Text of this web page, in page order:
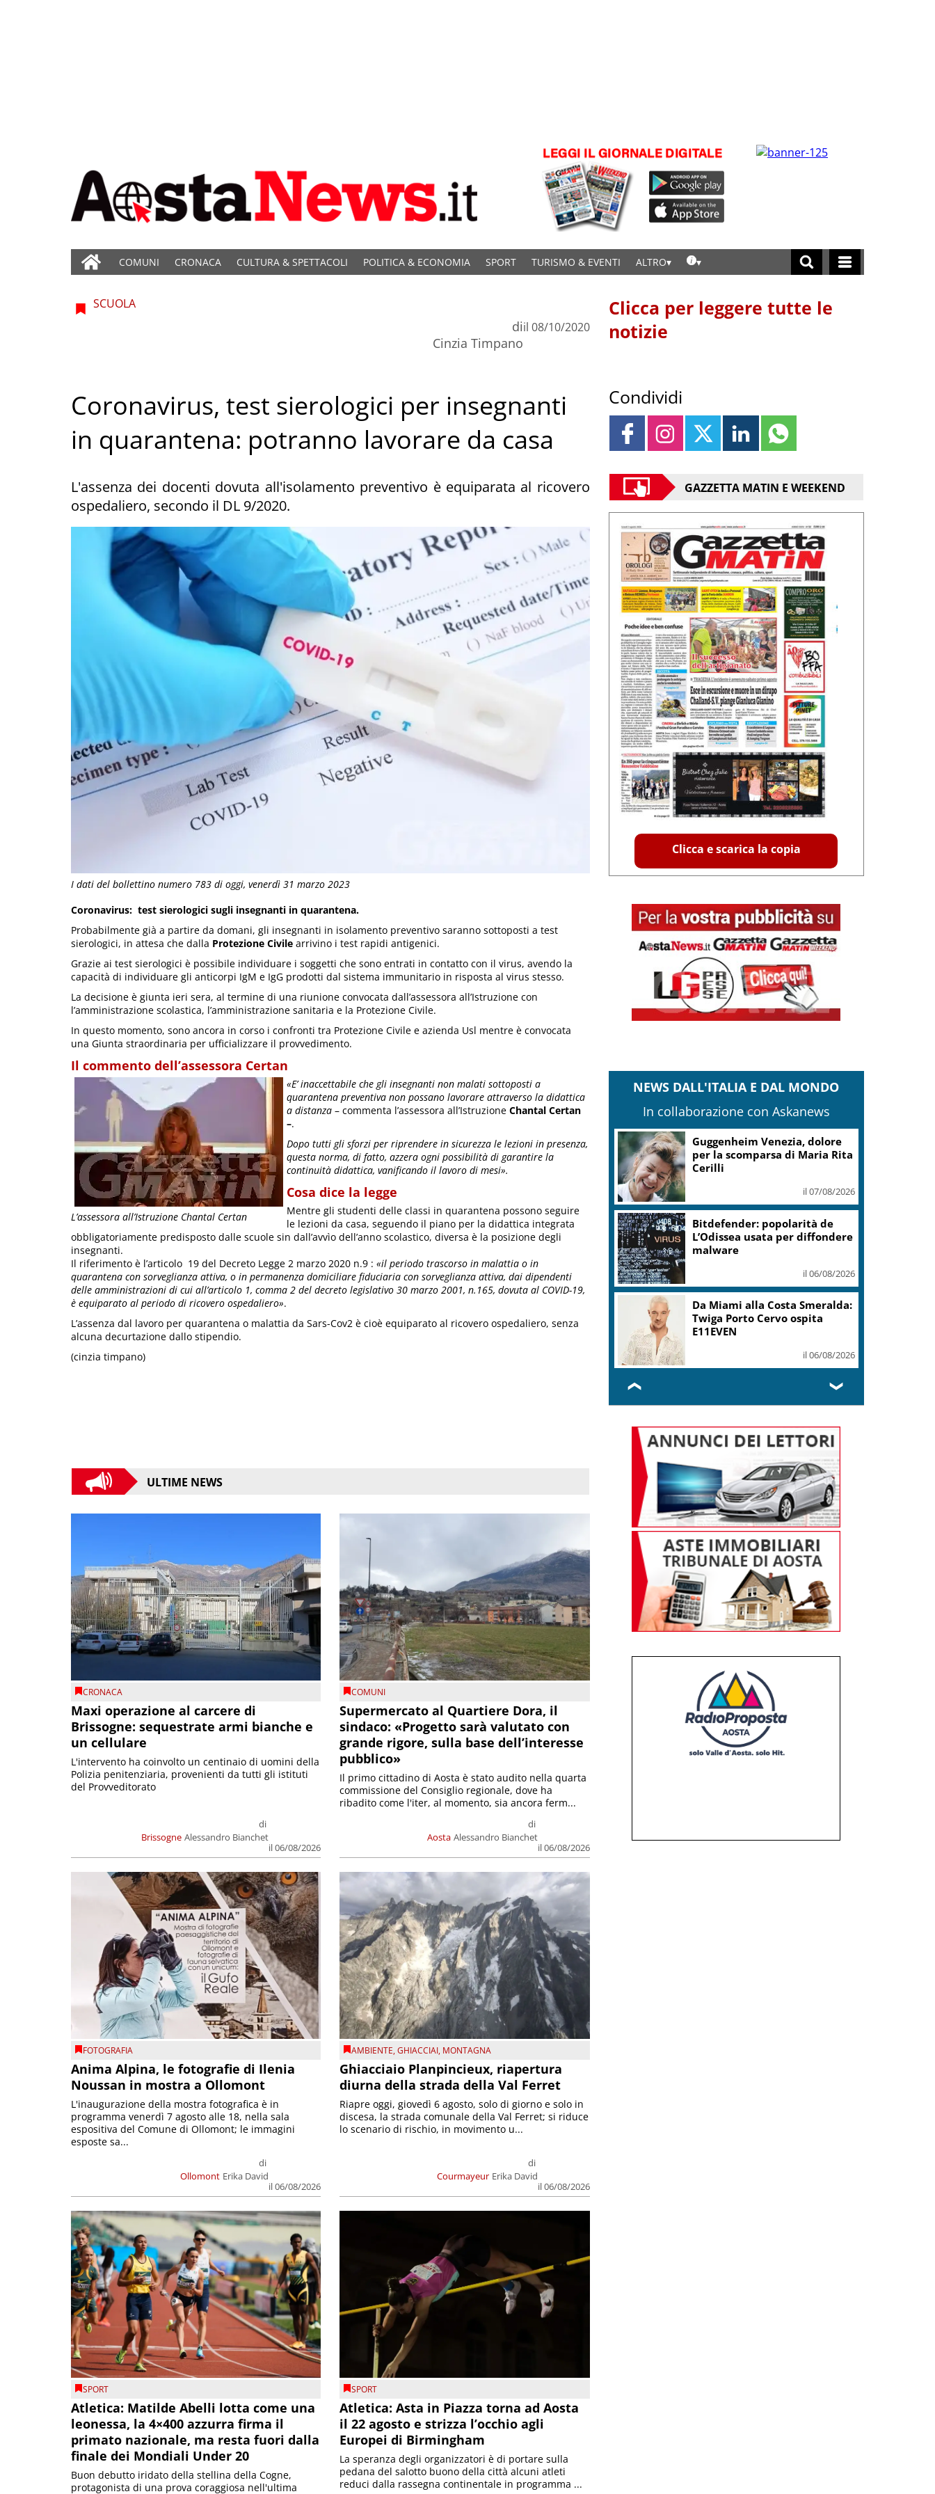
COMUNI CRONACA CULTURA & SPETTACOLI POLITICA & ECONOMIA SPORT TURISMO & EVENTI ALTRO
I dati del bollettino numero 783 di oggi, venerdì 31 marzo 2023
SCUOLA
di
Cinzia Timpano
il 08/10/2020
Coronavirus, test sierologici per insegnanti
in quarantena: potranno lavorare da casa
L'assenza dei docenti dovuta all'isolamento preventivo è equiparata al ricovero
ospedaliero, secondo il DL 9/2020.
Coronavirus: test sierologici sugli insegnanti in quarantena.
Probabilmente già a partire da domani, gli insegnanti in isolamento preventivo saranno sottoposti a test
sierologici, in attesa che dalla Protezione Civile arrivino i test rapidi antigenici.
Grazie ai test sierologici è possibile individuare i soggetti che sono entrati in contatto con il virus, avendo la
capacità di individuare gli anticorpi IgM e IgG prodotti dal sistema immunitario in risposta al virus stesso.
La decisione è giunta ieri sera, al termine di una riunione convocata dall’assessora all’Istruzione con
l’amministrazione scolastica, l’amministrazione sanitaria e la Protezione Civile.
In questo momento, sono ancora in corso i confronti tra Protezione Civile e azienda Usl mentre è convocata
una Giunta straordinaria per ufficializzare il provvedimento.
Il commento dell’assessora Certan
L’assessora all’Istruzione Chantal Certan
«E’ inaccettabile che gli insegnanti non malati sottoposti a
quarantena preventiva non possano lavorare attraverso la didattica
a distanza – commenta l’assessora all’Istruzione Chantal Certan
–.
Dopo tutti gli sforzi per riprendere in sicurezza le lezioni in presenza,
questa norma, di fatto, azzera ogni possibilità di garantire la
continuità didattica, vanificando il lavoro di mesi».
Cosa dice la legge
Mentre gli studenti delle classi in quarantena possono seguire
le lezioni da casa, seguendo il piano per la didattica integrata
obbligatoriamente predisposto dalle scuole sin dall’avvìo dell’anno scolastico, diversa è la posizione degli
insegnanti.
Il riferimento è l’articolo 19 del Decreto Legge 2 marzo 2020 n.9 : «il periodo trascorso in malattia o in
quarantena con sorveglianza attiva, o in permanenza domiciliare fiduciaria con sorveglianza attiva, dai dipendenti
delle amministrazioni di cui all’articolo 1, comma 2 del decreto legislativo 30 marzo 2001, n.165, dovuta al COVID-19,
è equiparato al periodo di ricovero ospedaliero».
L’assenza dal lavoro per quarantena o malattia da Sars-Cov2 è cioè equiparato al ricovero ospedaliero, senza
alcuna decurtazione dallo stipendio.
(cinzia timpano)
ULTIME NEWS
CRONACA
Maxi operazione al carcere di
Brissogne: sequestrate armi bianche e
un cellulare
Brissogne
di
Alessandro Bianchet
il 06/08/2026
L'intervento ha coinvolto un centinaio di uomini della
Polizia penitenziaria, provenienti da tutti gli istituti
del Provveditorato
COMUNI
Supermercato al Quartiere Dora, il
sindaco: «Progetto sarà valutato con
grande rigore, sulla base dell’interesse
pubblico»
Aosta
di
Alessandro Bianchet
il 06/08/2026
Il primo cittadino di Aosta è stato audito nella quarta
commissione del Consiglio regionale, dove ha
ribadito come l'iter, al momento, sia ancora ferm...
FOTOGRAFIA
Anima Alpina, le fotografie di Ilenia
Noussan in mostra a Ollomont
Ollomont
di
Erika David
il 06/08/2026
L'inaugurazione della mostra fotografica è in
programma venerdì 7 agosto alle 18, nella sala
espositiva del Comune di Ollomont; le immagini
esposte sa...
AMBIENTE,GHIACCIAI, MONTAGNA
Ghiacciaio Planpincieux, riapertura
diurna della strada della Val Ferret
Courmayeur
di
Erika David
il 06/08/2026
Riapre oggi, giovedì 6 agosto, solo di giorno e solo in
discesa, la strada comunale della Val Ferret; si riduce
lo scenario di rischio, in movimento u...
SPORT
Atletica: Matilde Abelli lotta come una
leonessa, la 4×400 azzurra firma il
primato nazionale, ma resta fuori dalla
finale dei Mondiali Under 20
Buon debutto iridato della stellina della Cogne,
protagonista di una prova coraggiosa nell'ultima
SPORT
Atletica: Asta in Piazza torna ad Aosta
il 22 agosto e strizza l’occhio agli
Europei di Birmingham
La speranza degli organizzatori è di portare sulla
pedana del salotto buono della città alcuni atleti
reduci dalla rassegna continentale in programma ...
Clicca per leggere tutte le
notizie
Condividi
GAZZETTA MATIN E WEEKEND
Clicca e scarica la copia
NEWS DALL'ITALIA E DAL MONDO
In collaborazione con Askanews
Guggenheim Venezia, dolore
per la scomparsa di Maria Rita
Cerilli
il 07/08/2026
Bitdefender: popolarità de
L’Odissea usata per diffondere
malware
il 06/08/2026
Da Miami alla Costa Smeralda:
Twiga Porto Cervo ospita
E11EVEN
il 06/08/2026
❮ ❯